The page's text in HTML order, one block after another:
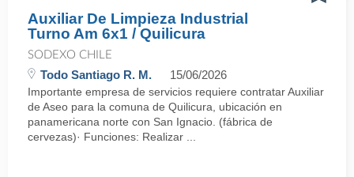
Auxiliar De Limpieza Industrial
Turno Am 6x1 / Quilicura
SODEXO CHILE
Todo Santiago R. M. 15/06/2026
Importante empresa de servicios requiere contratar Auxiliar
de Aseo para la comuna de Quilicura, ubicación en
panamericana norte con San Ignacio. (fábrica de
cervezas)· Funciones: Realizar ...